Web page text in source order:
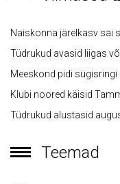
Naiskonna järelkasv sai
Tüdrukud avasid liigas
Meeskond pidi
Klubi noored käisid
Tüdrukud alustasid
Teemad